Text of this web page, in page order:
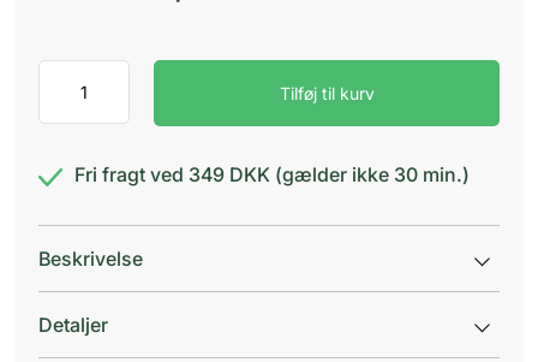
Læsebriller
Rendez-
antal
Tilføj til kurv
Fri fragt ved 349 DKK (gælder ikke 30 min.)
Beskrivelse
Detaljer